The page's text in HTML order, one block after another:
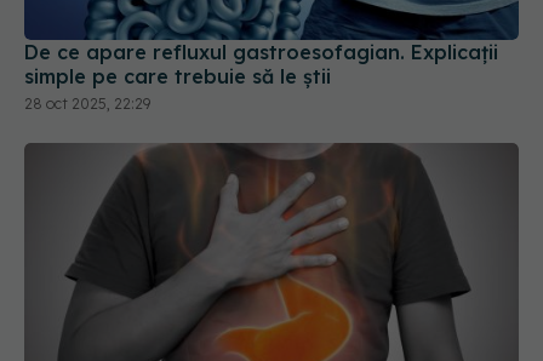
De ce apare refluxul gastroesofagian. Explicații
simple pe care trebuie să le știi
28 oct 2025, 22:29